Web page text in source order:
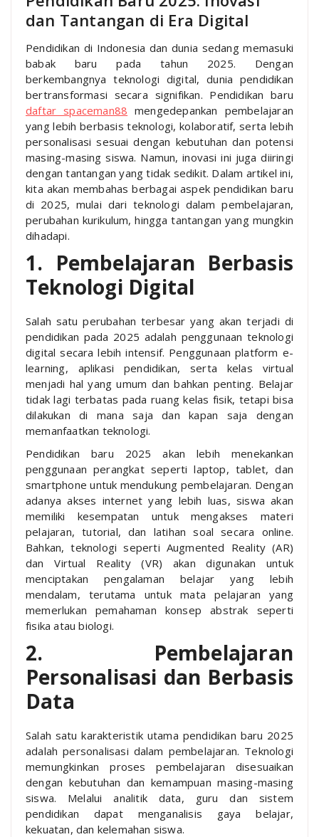
dan Tantangan di Era Digital
Pendidikan di Indonesia dan dunia sedang memasuki
babak baru pada tahun 2025. Dengan
berkembangnya teknologi digital, dunia pendidikan
bertransformasi secara signifikan. Pendidikan baru
daftar spaceman88 mengedepankan pembelajaran
yang lebih berbasis teknologi, kolaboratif, serta lebih
personalisasi sesuai dengan kebutuhan dan potensi
masing-masing siswa. Namun, inovasi ini juga diiringi
dengan tantangan yang tidak sedikit. Dalam artikel ini,
kita akan membahas berbagai aspek pendidikan baru
di 2025, mulai dari teknologi dalam pembelajaran,
perubahan kurikulum, hingga tantangan yang mungkin
dihadapi.
1. Pembelajaran Berbasis
Teknologi Digital
Salah satu perubahan terbesar yang akan terjadi di
pendidikan pada 2025 adalah penggunaan teknologi
digital secara lebih intensif. Penggunaan platform e-
learning, aplikasi pendidikan, serta kelas virtual
menjadi hal yang umum dan bahkan penting. Belajar
tidak lagi terbatas pada ruang kelas fisik, tetapi bisa
dilakukan di mana saja dan kapan saja dengan
memanfaatkan teknologi.
Pendidikan baru 2025 akan lebih menekankan
penggunaan perangkat seperti laptop, tablet, dan
smartphone untuk mendukung pembelajaran. Dengan
adanya akses internet yang lebih luas, siswa akan
memiliki kesempatan untuk mengakses materi
pelajaran, tutorial, dan latihan soal secara online.
Bahkan, teknologi seperti Augmented Reality (AR)
dan Virtual Reality (VR) akan digunakan untuk
menciptakan pengalaman belajar yang lebih
mendalam, terutama untuk mata pelajaran yang
memerlukan pemahaman konsep abstrak seperti
fisika atau biologi.
2. Pembelajaran
Personalisasi dan Berbasis
Data
Salah satu karakteristik utama pendidikan baru 2025
adalah personalisasi dalam pembelajaran. Teknologi
memungkinkan proses pembelajaran disesuaikan
dengan kebutuhan dan kemampuan masing-masing
siswa. Melalui analitik data, guru dan sistem
pendidikan dapat menganalisis gaya belajar,
kekuatan, dan kelemahan siswa.